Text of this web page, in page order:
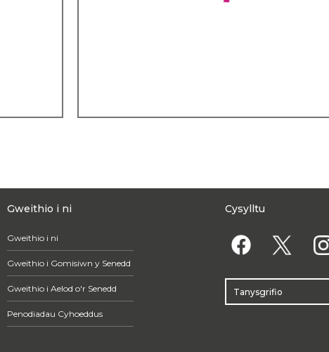
Gweithio i ni
Gweithio i ni
Gweithio i Gomisiwn y Senedd
Gweithio i Aelod o'r Senedd
Penodiadau Cyhoeddus
Cysylltu
Tanysgrifio